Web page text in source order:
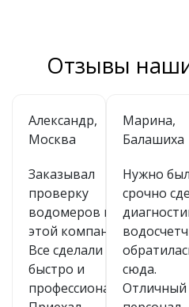
Отзывы
Александр,
Москва
Заказывал
проверку
водомеров в
этой компании.
Все сделали
быстро и
профессионально.
Марина,
Балашиха
Нужно
срочно
сюда.
Отличный